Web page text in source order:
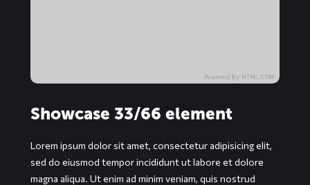
Showcase 33/66 element
Lorem ipsum dolor sit amet, consectetur adipisicing elit,
sed do eiusmod tempor incididunt ut labore et dolore
magna aliqua. Ut enim ad minim veniam, quis nostrud